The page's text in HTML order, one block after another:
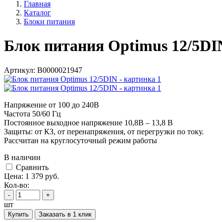
Главная
Каталог
Блоки питания
Блок питания Optimus 12/
Артикул: В0000021947
Напряжение от 100 до 240В
Частота 50/60 Гц
Постоянное выходное напряжение 10,8В – 13,8 В
Защиты: от КЗ, от перенапряжения, от перегрузки по току.
Рассчитан на круглосуточный режим работы
В наличии
Cравнить
Цена: 1 379 руб.
Кол-во:
- +
шт
Купить Заказать в 1 клик